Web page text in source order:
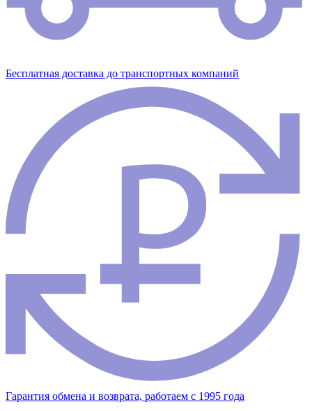
Бесплатная доставка до транспортных компаний
Гарантия обмена и возврата, работаем с 1995 года